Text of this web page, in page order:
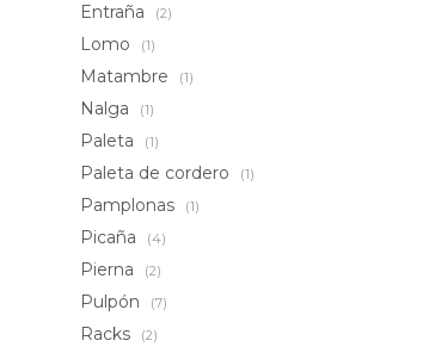
Entraña (2)
Lomo (1)
Matambre (1)
Nalga (1)
Paleta (1)
Paleta de cordero (1)
Pamplonas (1)
Picaña (4)
Pierna (2)
Pulpón (7)
Racks (2)